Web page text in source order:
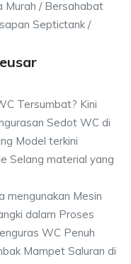
Murah / Bersahabat
Septictank /
Tersumbat? Kini
Sedot WC di
Model terkini
Selang material yang
mengunakan Mesin
dalam Proses
WC Penuh
Mampet Saluran di